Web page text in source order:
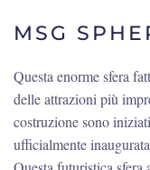
MSG
Questa enorme sfera
delle attrazioni più
costruzione sono
ufficialmente